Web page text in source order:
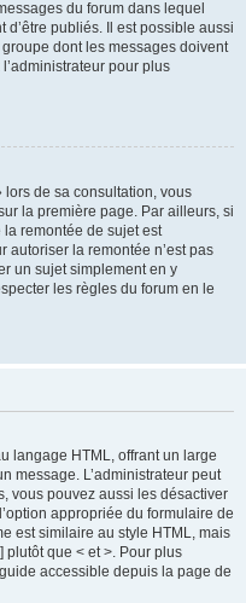
du forum dans lequel
d’être publiés. Il est possible aussi
dont les messages doivent
pour plus
lors de sa consultation, vous
la première page. Par ailleurs, si
remontée de sujet est
autoriser la remontée n’est pas
un sujet simplement en y
les règles du forum en le
langage HTML, offrant un large
message. L’administrateur peut
vous pouvez aussi les désactiver
appropriée du formulaire de
est similaire au style HTML, mais
plutôt que < et >. Pour plus
accessible depuis la page de